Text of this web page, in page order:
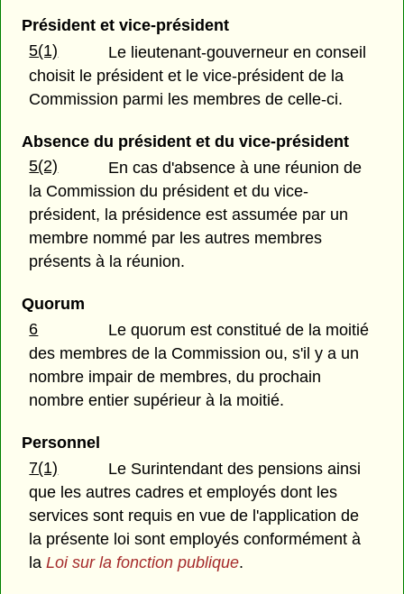
Président et vice-président
5(1)
Le lieutenant-gouverneur en conseil
choisit le président et le vice-président de la
Commission parmi les membres de celle-ci.
Absence du président et du vice-président
5(2)
En cas d'absence à une réunion de
la Commission du président et du vice-
président, la présidence est assumée par un
membre nommé par les autres membres
présents à la réunion.
Quorum
6
Le quorum est constitué de la moitié
des membres de la Commission ou, s'il y a un
nombre impair de membres, du prochain
nombre entier supérieur à la moitié.
Personnel
7(1)
Le Surintendant des pensions ainsi
que les autres cadres et employés dont les
services sont requis en vue de l'application de
la présente loi sont employés conformément à
laLoi sur la fonction publique.